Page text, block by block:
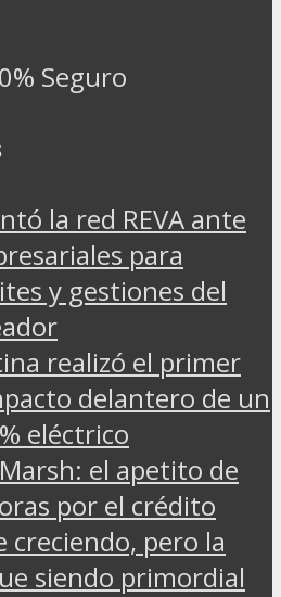
la red REVA ante
para
y gestiones del
realizó el primer
delantero de un
eléctrico
el apetito de
por el crédito
creciendo, pero la
siendo primordial